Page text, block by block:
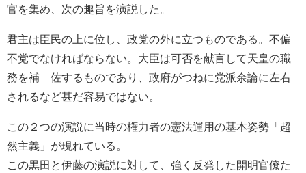
官を集め、次の趣旨を演説した。
君主は臣民の上に位し、政党の外に立つものである。不偏
不党でなければならない。大臣は可否を献言して天皇の職
務を補 佐するものであり、政府がつねに党派余論に左右
されるなど甚だ容易ではない。
この２つの演説に当時の権力者の憲法運用の基本姿勢「超
然主義」が現れている。
この黒田と伊藤の演説に対して、強く反発した開明官僚た